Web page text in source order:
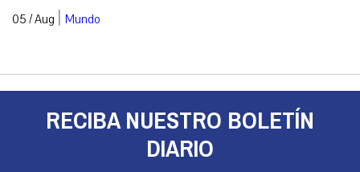
05 / Aug | Mundo
RECIBA NUESTRO BOLETÍN
DIARIO